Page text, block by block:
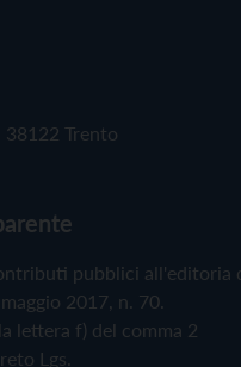
Trento
pubblici all'editoria
2017, n. 70.
lettera f) del comma 2
Lgs.